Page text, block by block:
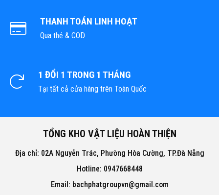
THANH TOÁN LINH HOẠT
Qua thẻ & COD
1 ĐỔI 1 TRONG 1 THÁNG
Tại tất cả cửa hàng trên Toàn Quốc
TỔNG KHO VẬT LIỆU HOÀN THIỆN
Địa chỉ: 02A Nguyễn Trác, Phường Hòa Cường, TP.Đà Nẵng
Hotline: 0947668448
Email: bachphatgroupvn@gmail.com